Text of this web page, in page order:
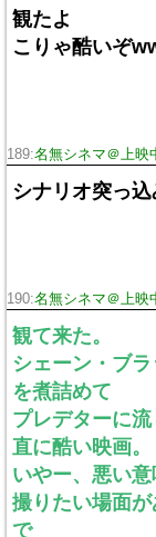
観たよ
こりゃ酷いぞ
189:名無シネマ＠上映
シナリオ突っ
190:名無シネマ＠上映
観て来た。
シェーン・ブ
を煮詰めて
プレデターに
直に酷い映画。
いやー、悪い
撮りたい場面
で